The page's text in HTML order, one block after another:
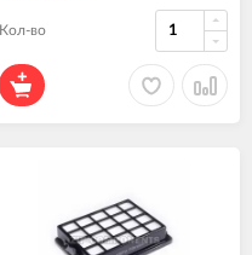
Кол-во